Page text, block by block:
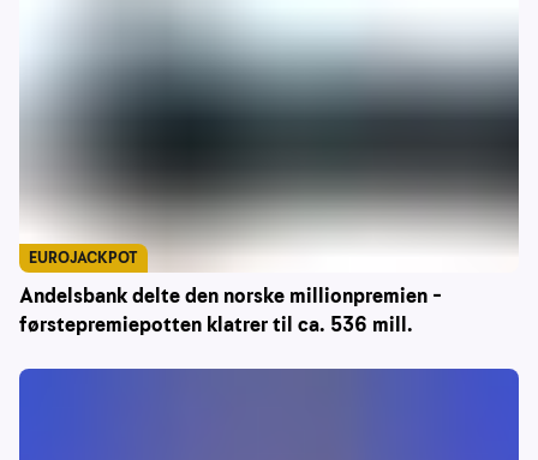
Andelsbank delte den norske millionpremien –
førstepremiepotten klatrer til ca. 536 mill.
EUROJACKPOT